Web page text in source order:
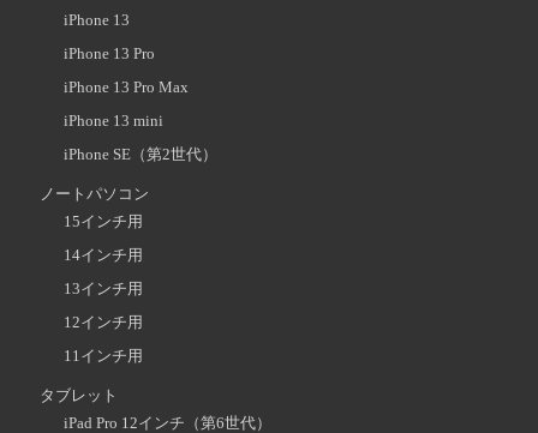
iPhone 13
iPhone 13 Pro
iPhone 13 Pro Max
iPhone 13 mini
iPhone SE（第2世代）
ノートパソコン
15インチ用
14インチ用
13インチ用
12インチ用
11インチ用
タブレット
iPad Pro 12インチ（第6世代）